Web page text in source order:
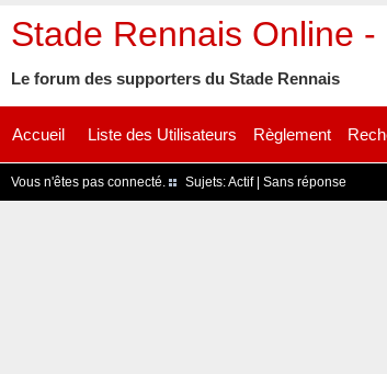
Stade Rennais Online -
Le forum des supporters du Stade Rennais
Accueil Liste des Utilisateurs Règlement
Vous n'êtes pas connecté. Sujets:Actif| Sans réponse